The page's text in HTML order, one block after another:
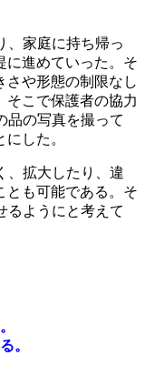
、家庭に持ち帰っ
に進めていった。そ
さや形態の制限なし
そこで保護者の協力
品の写真を撮って
した。
、拡大したり、違
とも可能である。そ
るようにと考えて
。